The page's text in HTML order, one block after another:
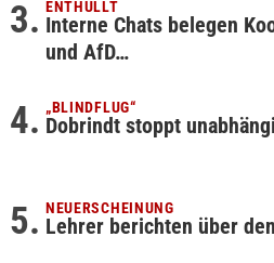
ENTHÜLLT
Interne Chats belegen
und AfD…
„BLINDFLUG“
Dobrindt stoppt
NEUERSCHEINUNG
Lehrer berichten über